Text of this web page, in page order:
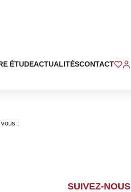
ÉTUDEACTUALITÉSCONTACT
:
SUIVEZ-NOUS